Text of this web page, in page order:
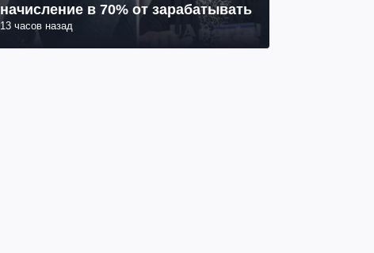
начисление в 70% от зарабатывать
13 часов назад